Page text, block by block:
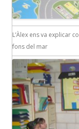
L’Àlex ens va explicar
fons del mar